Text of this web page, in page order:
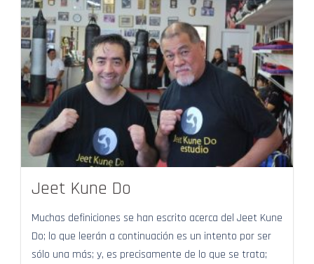
Jeet Kune Do
Muchas definiciones se han escrito acerca del Jeet Kune
Do; lo que leerán a continuación es un intento por ser
sólo una más; y, es precisamente de lo que se trata;